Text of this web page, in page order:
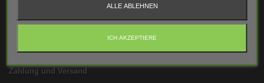
Informationen
Zahlung und Versand
ALLE ABLEHNEN
ICH AKZEPTIERE